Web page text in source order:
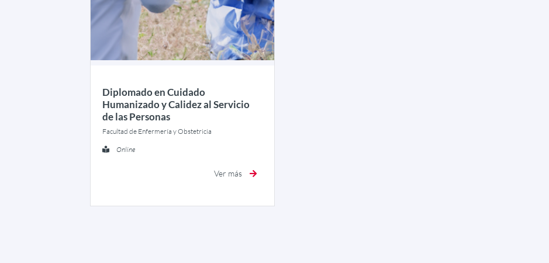
Diplomado en Cuidado
Humanizado y Calidez al Servicio
de las Personas
Facultad de Enfermería y Obstetricia
Online
Ver más